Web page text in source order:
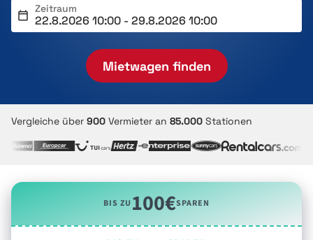
Zeitraum
Mietwagen finden
Vergleiche über 900 Vermieter an 85.000 Stationen
BIS ZU100€SPAREN